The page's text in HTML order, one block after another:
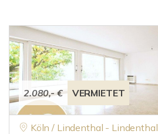
2.080,- € VERMIETET
Köln / Lindenthal - Lindenthal